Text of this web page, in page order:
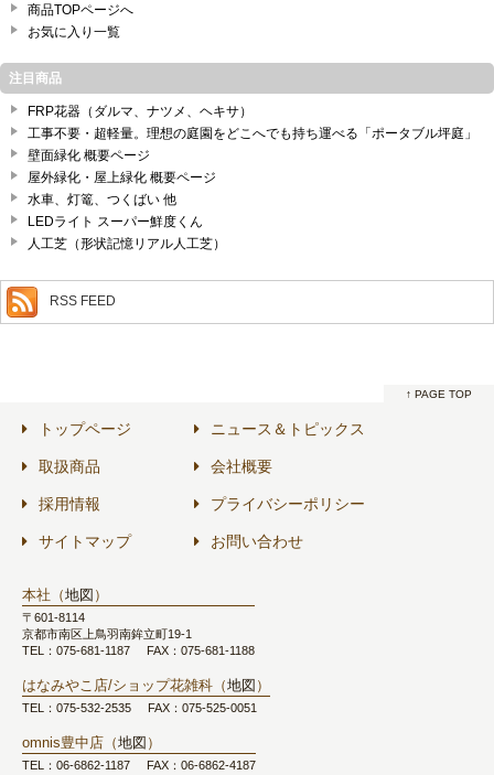
商品TOPページへ
お気に入り一覧
注目商品
FRP花器（ダルマ、ナツメ、ヘキサ）
工事不要・超軽量。理想の庭園をどこへでも持ち運べる「ポータブル坪庭」
壁面緑化 概要ページ
屋外緑化・屋上緑化 概要ページ
水車、灯篭、つくばい 他
LEDライト スーパー鮮度くん
人工芝（形状記憶リアル人工芝）
RSS FEED
↑ PAGE TOP
トップページ
取扱商品
採用情報
サイトマップ
ニュース＆トピックス
会社概要
プライバシーポリシー
お問い合わせ
本社（地図 ）
〒601-8114
京都市南区上鳥羽南鉾立町19-1
TEL：075-681-1187
FAX：075-681-1188
はなみやこ店/ショップ花雑科（地図 ）
TEL：075-532-2535 FAX：075-525-0051
omnis豊中店（地図 ）
TEL：06-6862-1187 FAX：06-6862-4187